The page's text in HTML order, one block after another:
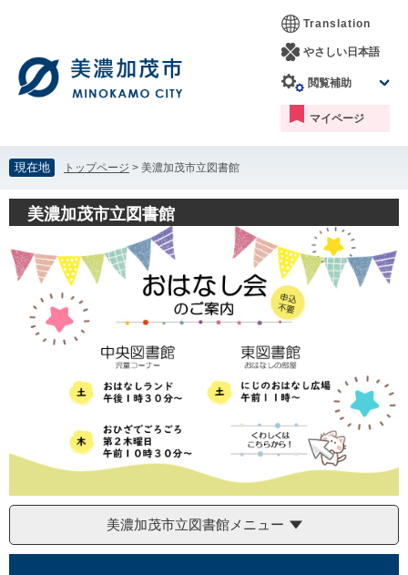
す。
し
て
本
文
Translation
やさしい日本語
閲覧補助
マイページ
現在地 トップページ > 美濃加茂市立図書館
美濃加茂市立図書館
美濃加茂市立図書館メニュー